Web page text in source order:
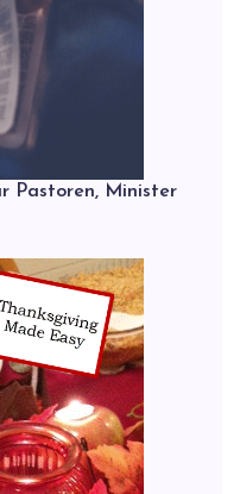
Pastoren, Minister